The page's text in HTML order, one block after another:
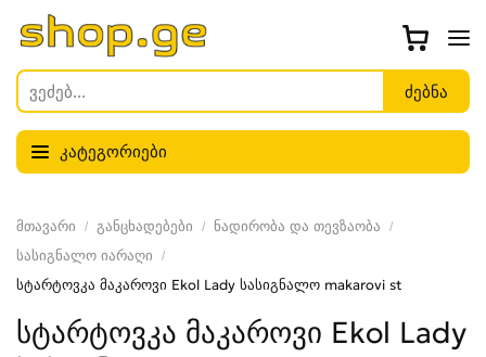
კატეგორიები
მთავარი განცხადებები
ნადირობა და თევზაობა
სასიგნალო იარაღი
სტარტოვკა მაკაროვი Ekol Lady სასიგნალო makarovi st
სტარტოვკა მაკაროვი Ekol Lady